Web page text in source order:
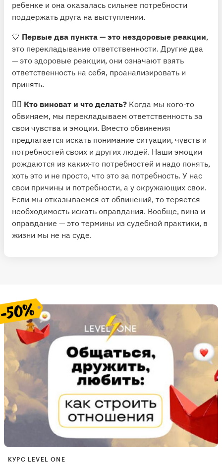
ребенке и она оказалась сильнее потребности
поддержать друга на выступлении.
🤍 Первые два пункта — это нездоровые реакции,
это перекладывание ответственности. Другие два
— это здоровые реакции, они означают взять
ответственность на себя, проанализировать и
принять.
👨‍⚖️ Кто виноват и что делать? Когда мы кого-то
обвиняем, мы перекладываем ответственность за
свои чувства и эмоции. Вместо обвинения
предлагается искать понимание ситуации, чувств и
потребностей своих и других людей. Наши эмоции
рождаются из каких-то потребностей и надо понять,
хоть это и не просто, что это за потребность. У нас
свои причины и потребности, а у окружающих свои.
Если мы отказываемся от обвинений, то теряется
необходимость искать оправдания. Вообще, вина и
оправдание — это термины из судебной практики, в
жизни мы не на суде.
КУРС LEVEL ONE